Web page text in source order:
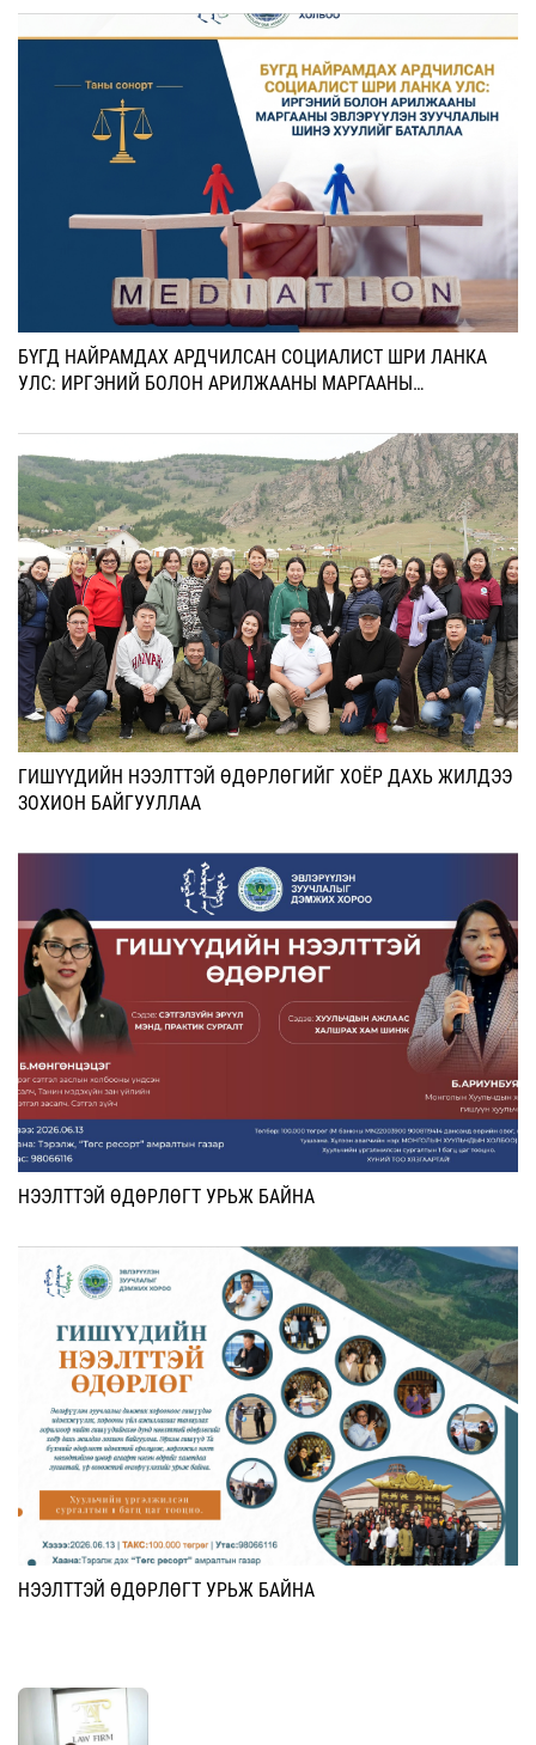
БҮГД НАЙРАМДАХ АРДЧИЛСАН СОЦИАЛИСТ ШРИ ЛАНКА
УЛС: ИРГЭНИЙ БОЛОН АРИЛЖААНЫ МАРГААНЫ
ГИШҮҮДИЙН НЭЭЛТТЭЙ ӨДӨРЛӨГИЙГ ХОЁР ДАХЬ ЖИЛДЭЭ
ЗОХИОН БАЙГУУЛЛАА
НЭЭЛТТЭЙ ӨДӨРЛӨГТ УРЬЖ БАЙНА
НЭЭЛТТЭЙ ӨДӨРЛӨГТ УРЬЖ БАЙНА